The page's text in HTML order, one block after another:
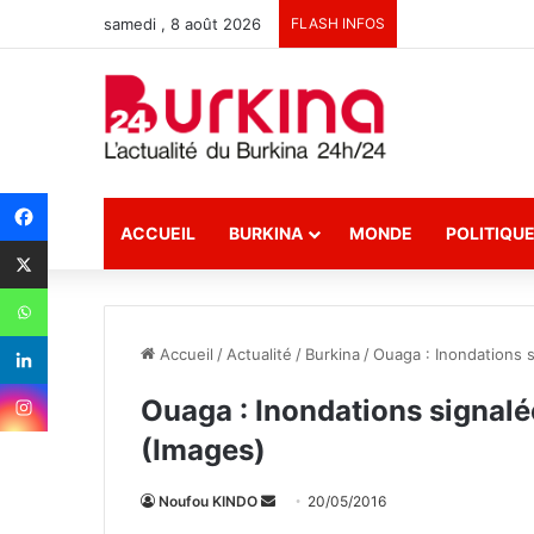
samedi , 8 août 2026 FLASH INFOS
ACCUEIL BURKINA MONDE POLITIQUE
Accueil / Actualité / Burkina /Ouaga : Inondations
Ouaga : Inondations
(Images)
Noufou KINDO 20/05/2016